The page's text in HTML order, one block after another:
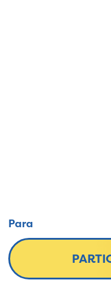
Para